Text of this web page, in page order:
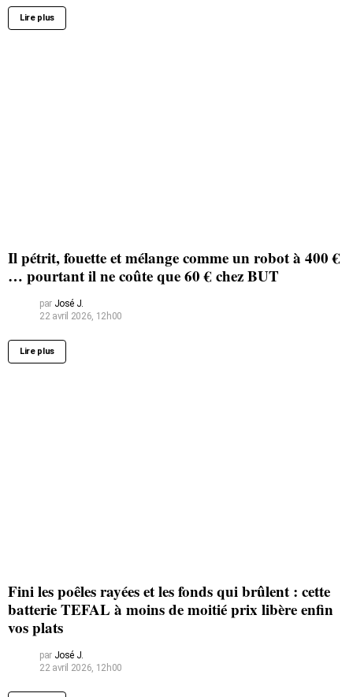
Lire plus
Il pétrit, fouette et mélange comme un robot à 400 €
… pourtant il ne coûte que 60 € chez BUT
par José J.
22 avril 2026, 12h00
Lire plus
Fini les poêles rayées et les fonds qui brûlent : cette
batterie TEFAL à moins de moitié prix libère enfin
vos plats
par José J.
22 avril 2026, 12h00